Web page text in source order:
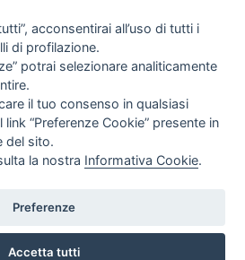
Costante | Registrazione al Tribunale Civile
acconsentirai all’uso di tutti i
di profilazione.
potrai selezionare analiticamente
il tuo consenso in qualsiasi
“Preferenze Cookie” presente in
del sito.
la nostra Informativa Cookie.
Preferenze
Accetta tutti